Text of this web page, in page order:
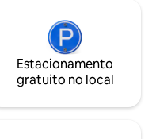
Há
há
Quando você sai,
spa quente que
vida cotidiana. Que tal desfrutar de um
churrasco no
você pode
Estacionamento
gratuito no local